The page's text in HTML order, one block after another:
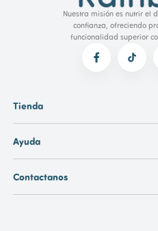
Nuestra misión es nutrir el
confianza, ofreciendo
funcionalidad superior
Tienda
Ayuda
Contactanos